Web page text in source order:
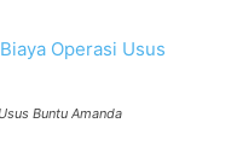
Buntu Amanda